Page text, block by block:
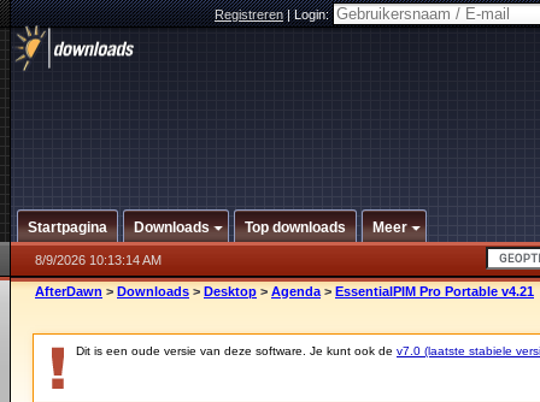
Registreren|Login:
Startpagina Downloads Top downloads Meer
8/9/2026 10:13:14 AM
AfterDawn > Downloads > Desktop > Agenda > EssentialPIM Pro Portable v4.21
Dit is een oude versie van deze software. Je kunt ook de v7.0 (laatste stabiele